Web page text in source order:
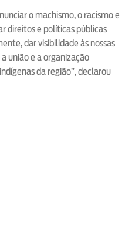
o machismo, o racismo e
direitos e políticas públicas
dar visibilidade às nossas
união e a organização
da região”, declarou